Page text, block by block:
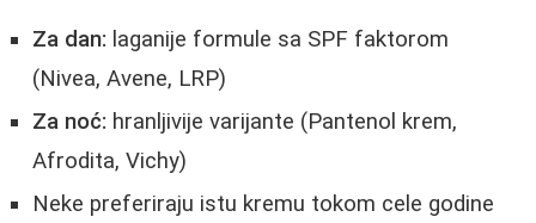
Za dan: laganije formule sa SPF faktorom
(Nivea, Avene, LRP)
Za noć: hranljivije varijante (Pantenol krem,
Afrodita, Vichy)
Neke preferiraju istu kremu tokom cele godine